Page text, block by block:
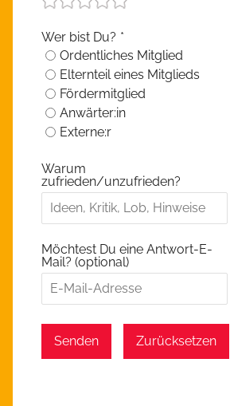
Wer bist Du? *
Ordentliches Mitglied
Elternteil eines Mitglieds
Fördermitglied
Anwärter:in
Externe:r
Warum
zufrieden/unzufrieden?
Möchtest Du eine Antwort-E-
Mail? (optional)
Senden Zurücksetzen